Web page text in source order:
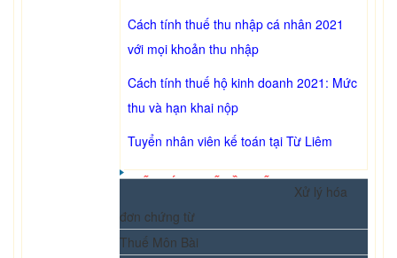
Cách tính thuế thu nhập cá nhân 2021
với mọi khoản thu nhập
Cách tính thuế hộ kinh doanh 2021: Mức
thu và hạn khai nộp
Tuyển nhân viên kế toán tại Từ Liêm
KẾ TOÁN THUẾ CẦN BIẾT
Xử lý hóa
đơn chứng từ
Thuế Môn Bài